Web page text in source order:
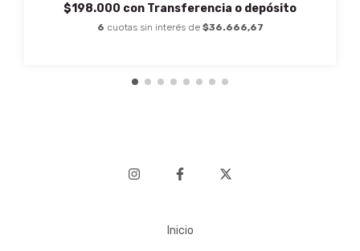
$198.000 con Transferencia o depósito
6 cuotas sin interés de $36.666,67
Inicio